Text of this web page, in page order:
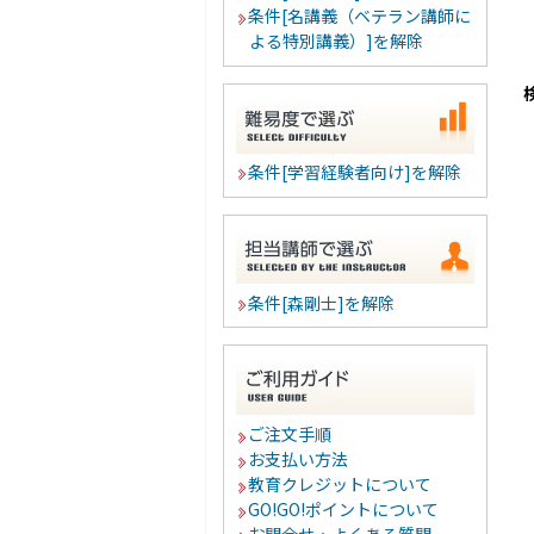
条件[名講義（ベテラン講師に
よる特別講義）]を解除
条件[学習経験者向け]を解除
条件[森剛士]を解除
ご注文手順
お支払い方法
教育クレジットについて
GO!GO!ポイントについて